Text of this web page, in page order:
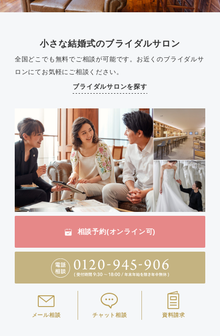
小さな結婚式のブライダルサロン
全国どこでも無料でご相談が可能です。 お近くのブライダルサ
ロンにてお気軽にご相談ください。
ブライダルサロンを探す
相談予約(オンライン可)
メール相談 チャット相談 資料請求